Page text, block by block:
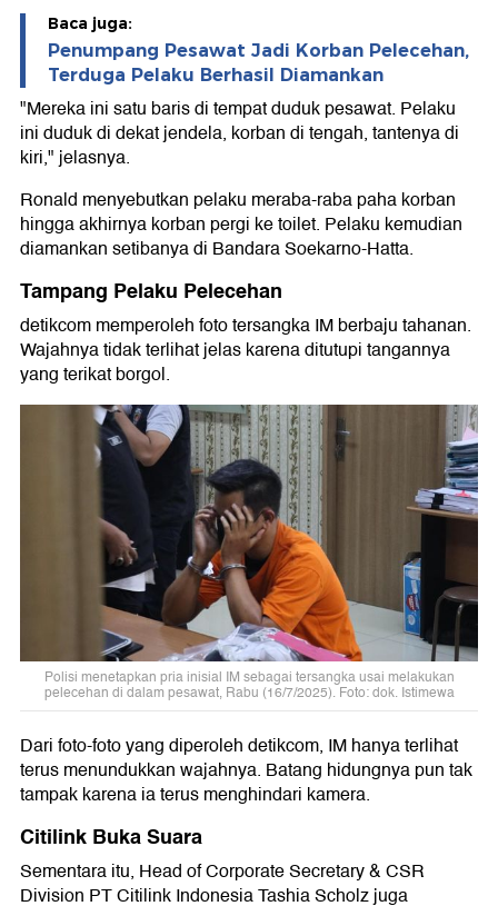
Baca juga:
Penumpang Pesawat Jadi Korban Pelecehan,
Terduga Pelaku Berhasil Diamankan
"Mereka ini satu baris di tempat duduk pesawat. Pelaku
ini duduk di dekat jendela, korban di tengah, tantenya di
kiri," jelasnya.
Ronald menyebutkan pelaku meraba-raba paha korban
hingga akhirnya korban pergi ke toilet. Pelaku kemudian
diamankan setibanya di Bandara Soekarno-Hatta.
Tampang Pelaku Pelecehan
detikcom memperoleh foto tersangka IM berbaju tahanan.
Wajahnya tidak terlihat jelas karena ditutupi tangannya
yang terikat borgol.
Polisi menetapkan pria inisial IM sebagai tersangka usai melakukan
pelecehan di dalam pesawat, Rabu (16/7/2025). Foto: dok. Istimewa
Dari foto-foto yang diperoleh detikcom, IM hanya terlihat
terus menundukkan wajahnya. Batang hidungnya pun tak
tampak karena ia terus menghindari kamera.
Citilink Buka Suara
Sementara itu, Head of Corporate Secretary & CSR
Division PT Citilink Indonesia Tashia Scholz juga